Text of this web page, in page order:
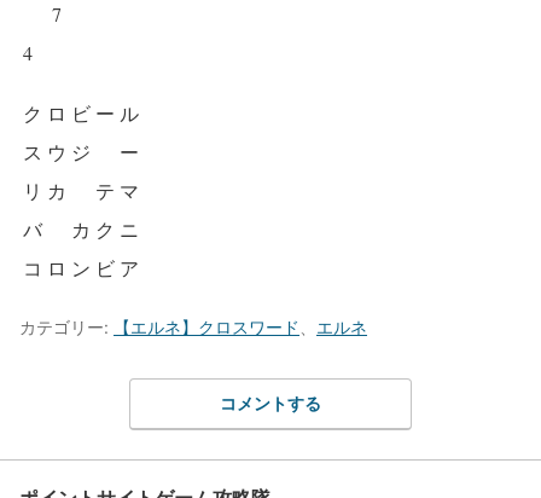
7
4
ク ロ ビ ー ル
ス ウ ジ
ー
リ カ テ マ
バ
カ ク ニ
コ ロ ン ビ ア
カテゴリー: 【エルネ】クロスワード エルネ
コメントする